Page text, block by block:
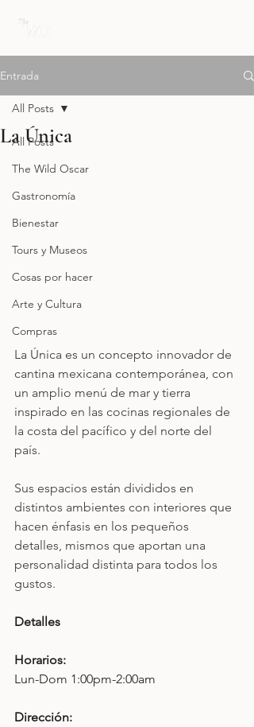
Entrada
All Posts
The Wild Oscar
Gastronomía
Bienestar
Tours y Museos
Cosas por hacer
Arte y Cultura
Compras
All Posts
La Única
La Única es un concepto innovador de
cantina mexicana contemporánea, con
un amplio menú de mar y tierra
inspirado en las cocinas regionales de
la costa del pacífico y del norte del
país.
Sus espacios están divididos en
distintos ambientes con interiores que
hacen énfasis en los pequeños
detalles, mismos que aportan una
personalidad distinta para todos los
gustos.
Detalles
Horarios:
Lun-Dom 1:00pm-2:00am
Dirección: